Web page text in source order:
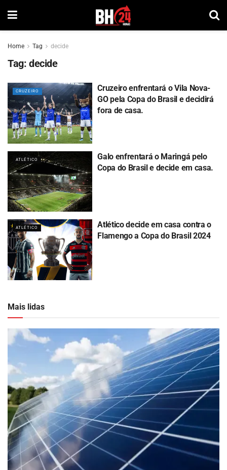
Home Tag decide
Tag: decide
CRUZEIRO
Cruzeiro enfrentará o Vila Nova-
GO pela Copa do Brasil e decidirá
fora de casa.
ATLÉTICO
Galo enfrentará o Maringá pelo
Copa do Brasil e decide em casa.
ATLÉTICO
Atlético decide em casa contra o
Flamengo a Copa do Brasil 2024
Mais lidas